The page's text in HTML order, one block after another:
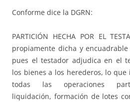
Conforme dice la DGRN:
PARTICIÓN HECHA POR EL
propiamente dicha y
pues el testador adjudica en el
los bienes a los herederos, lo
todas las operaciones
liquidación, formación de lotes